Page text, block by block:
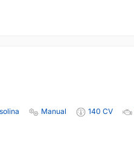
Manual 140 CV